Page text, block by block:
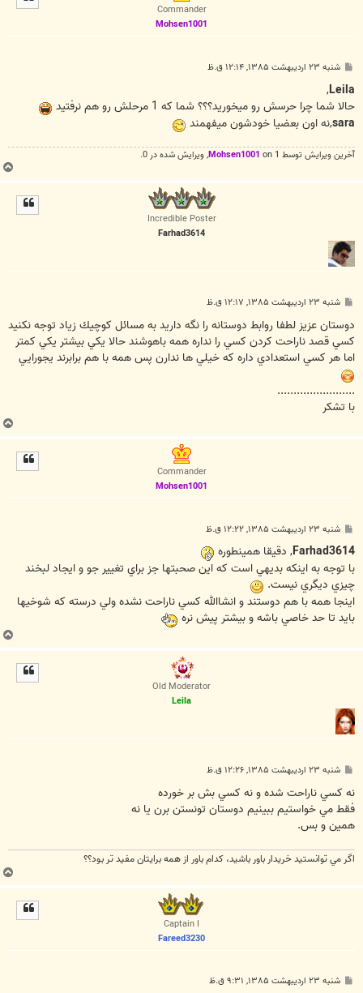
Commander
Mohsen1001
پ
ت
شنبه ۲۳ اردیبهشت ۱۳۸۵, ۱۲:۱۴ ق.ظ
Leila
,
حالا شما چرا حرسش رو ميخوريد؟؟؟ شما که 1 مرحلش رو هم نرفتيد
sara,نه اون بعضيا خودشون ميفهمند
آخرین ويرايش توسط 1 on Mohsen1001, ويرايش شده در 0.
ب
ا
Incredible Poster
Farhad3614
پ
ت
شنبه ۲۳ اردیبهشت ۱۳۸۵, ۱۲:۱۷ ق.ظ
دوستان عزيز لطفا روابط دوستانه را نگه داريد به مسائل كوچيك زياد توجه نكنيد
كسي قصد ناراحت كردن كسي را نداره همه باهوشند حالا يكي بيشتر يكي كمتر
اما هر كسي استعدادي داره كه خيلي ها ندارن پس همه با هم برابرند يجورايي
........................
با تشكر
ب
ا
Commander
Mohsen1001
پ
ت
شنبه ۲۳ اردیبهشت ۱۳۸۵, ۱۲:۲۲ ق.ظ
Farhad3614, دقيقا همينطوره
با توجه به اينکه بديهي است که اين صحبتها جز براي تغيير جو و ايجاد لبخند
چيزي ديگري نيست.
اينجا همه با هم دوستند و انشاالله کسي ناراحت نشده ولي درسته که شوخيها
بايد تا حد خاصي باشه و بيشتر پيش نره
ب
ا
Old Moderator
Leila
پ
ت
شنبه ۲۳ اردیبهشت ۱۳۸۵, ۱۲:۲۶ ق.ظ
نه كسي ناراحت شده و نه كسي بش بر خورده
فقط مي خواستيم ببينيم دوستان تونستن برن يا نه
همين و بس.
اگر مي توانستيد خريدار باور باشيد، كدام باور از همه برايتان مفيد تر بود؟؟
ب
ا
Captain I
Fareed3230
پ شنبه ۲۳ اردیبهشت ۱۳۸۵, ۹:۳۱ ق.ظ